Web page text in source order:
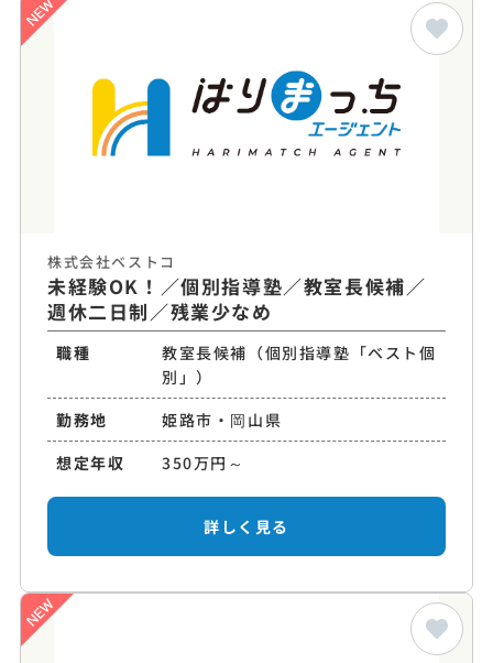
株式会社ベストコ
未経験OK！／個別指導塾／教室長候補／
週休二日制／残業少なめ
職種
教室長候補（個別指導塾「ベスト個
別」）
勤務地
姫路市・岡山県
想定年収
350万円～
詳しく見る